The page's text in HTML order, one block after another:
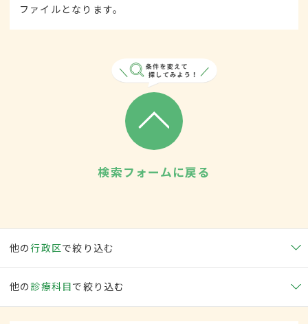
ファイルとなります。
検索フォームに戻る
他の行政区で絞り込む
他の 診療科目で絞り込む